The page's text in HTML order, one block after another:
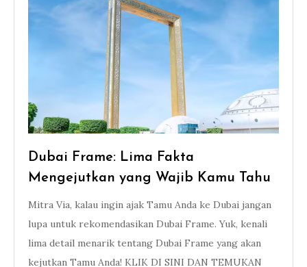
Dubai Frame: Lima Fakta
Mengejutkan yang Wajib Kamu Tahu
Mitra Via, kalau ingin ajak Tamu Anda ke Dubai jangan
lupa untuk rekomendasikan Dubai Frame. Yuk, kenali
lima detail menarik tentang Dubai Frame yang akan
kejutkan Tamu Anda! KLIK DI SINI DAN TEMUKAN